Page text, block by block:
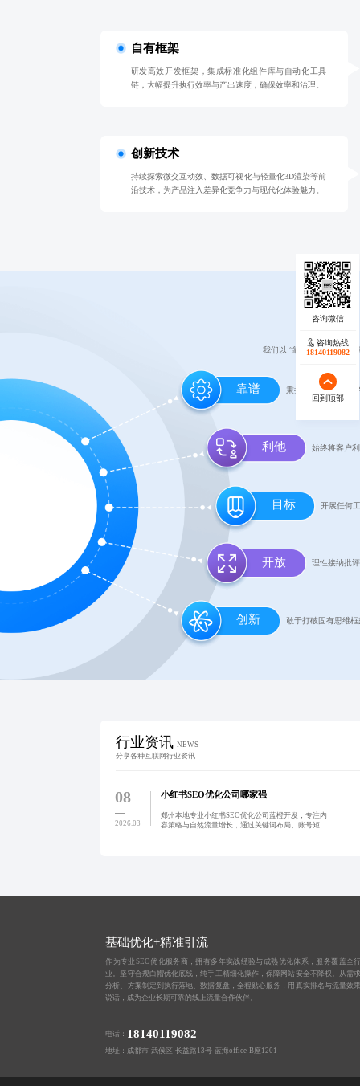
自有框架
研发高效开发框架，集成标准化组件库与自动化工具
链，大幅提升执行效率与产出速度，确保效率和治理。
创新技术
持续探索微交互动效、数据可视化与轻量化3D渲染等前
沿技术，为产品注入差异化竞争力与现代化体验魅力。
我们以 “靠谱、利他” 为行
靠谱 秉持 “凡事有交代、
利他 始终将客户
目标 开展任何
开放 理性接纳批
创新 敢于打破固有思维
行业资讯 NEWS
分享各种互联网行业资讯
08
2026.03
小红书SEO优化公司哪家强
郑州本地专业小红书SEO优化公司蓝橙开发，专注内
容策略与自然流量增长，通过关键词布局、账号矩阵
咨询热线
18140119082
回到顶部
基础优化+精准引流
作为专业SEO优化服务商，拥有多年实战经验与成熟优化体系，服务覆盖全
业。坚守合规白帽优化底线，纯手工精细化操作，保障网站安全不降权。从需
分析、方案制定到执行落地、数据复盘，全程贴心服务，用真实排名与流量效
说话，成为企业长期可靠的线上流量合作伙伴。
电话： 18140119082
地址：成都市-武侯区-长益路13号-蓝海office-B座1201